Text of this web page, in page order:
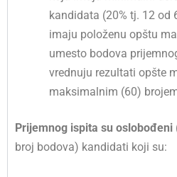
kandidata (20% tj. 12 od
imaju položenu opštu
umesto bodova
vrednuju rezultati opšte
maksimalnim (60)
Prijemnog ispita su oslobođeni
broj bodova) kandidati koji su: